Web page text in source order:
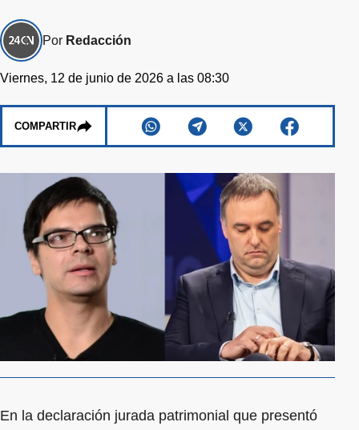
Por Redacción
Viernes, 12 de junio de 2026 a las 08:30
COMPARTIR
En la declaración jurada patrimonial que presentó